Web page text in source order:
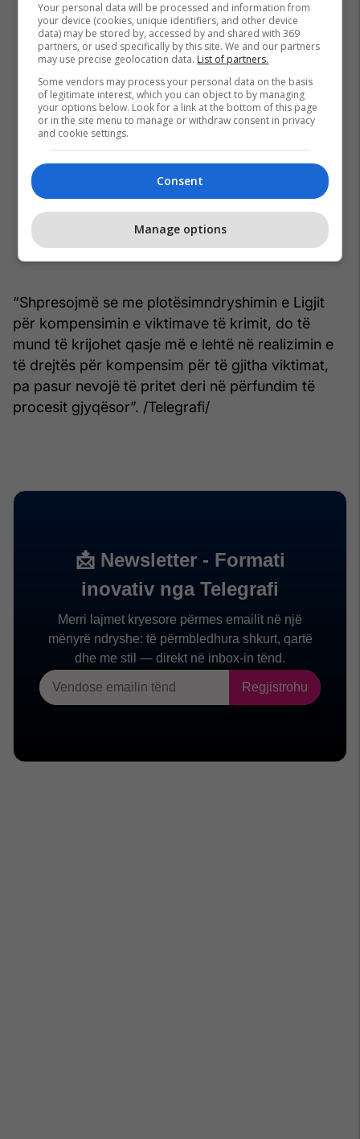
“Shpresojmë se me plotësimndryshimin e Ligjit
për kompensimin e viktimave të krimit, do të
mund të krijohet qasje më e lehtë në realizimin e
të drejtës për kompensim për të gjitha viktimat,
pa pasur nevojë të pritet deri në përfundim të
procesit gjyqësor”. /Telegrafi/
Your personal data will be processed and information from
your device (cookies, unique identifiers, and other device
data) may be stored by, accessed by and shared with 369
partners, or used specifically by this site. We and our partners
may use precise geolocation data. List of partners.
Some vendors may process your personal data on the basis
of legitimate interest, which you can object to by managing
your options below. Look for a link at the bottom of this page
or in the site menu to manage or withdraw consent in privacy
and cookie settings.
Consent
Manage options